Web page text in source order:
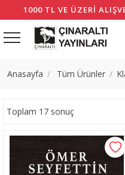
1000 TL VE ÜZERI
Anasayfa Tüm Ürünler
Toplam 17 sonuç